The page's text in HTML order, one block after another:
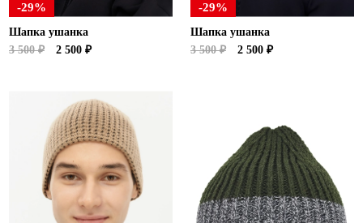
-29%
Шапка ушанка
3 500 ₽
2 500 ₽
-29%
Шапка ушанка
3 500 ₽
2 500 ₽